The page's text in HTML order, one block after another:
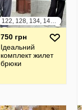
122, 128, 134, 140, 146, 152
750 грн
Ідеальний
комплект жилет
брюки